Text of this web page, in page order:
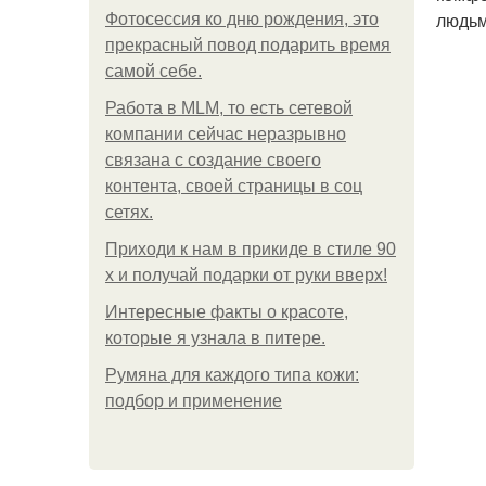
Фотосессия ко дню рождения, это
прекрасный повод подарить время
самой себе.
Работа в MLM, то есть сетевой
компании сейчас неразрывно
связана с создание своего
контента, своей страницы в соц
сетях.
Приходи к нам в прикиде в стиле 90
х и получай подарки от руки вверх!
Интересные факты о красоте,
которые я узнала в питере.
Румяна для каждого типа кожи:
подбор и применение